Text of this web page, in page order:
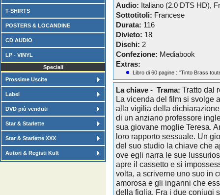
T-SHIRTS
POSTERS & LOCANDINE
CD AUDIO
LP - VINYL
Speciali
Prossime Uscite
Label
DVD più venduti
Star & Starlette
Star & Starlette XXX
Autori & Registi Kult
Audio: Italiano (2.0 DTS HD),
Sottotitoli: Francese
Durata: 116
Divieto: 18
Dischi: 2
Confezione: Mediabook
Extras:
Libro di 60 pagine : "Tinto Brass
La chiave - Trama: Tratto dal
La vicenda del film si svolge
alla vigilia della
di un anziano professore
sua giovane moglie Teresa.
loro rapporto sessuale. Un
del suo studio la chiave che
ove egli narra le sue
apre il cassetto e si
volta, a scriverne uno suo in
amorosa e gli inganni che
della figlia. Fra i due coniugi